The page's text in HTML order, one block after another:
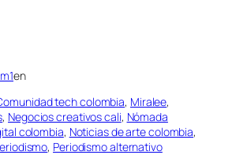
en
tech colombia, Miralee
, Negocios creativos cali, Nómada
colombia, Noticias de arte colombia
, Periodismo alternativo